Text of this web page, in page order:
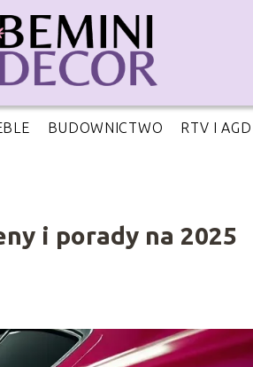
BUDOWNICTWO RTV I AGD
i porady na 2025